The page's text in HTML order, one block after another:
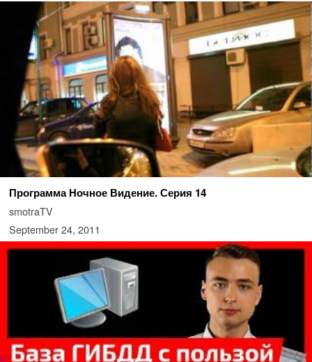
Программа Ночное Видение. Серия 14
smotraTV
September 24, 2011